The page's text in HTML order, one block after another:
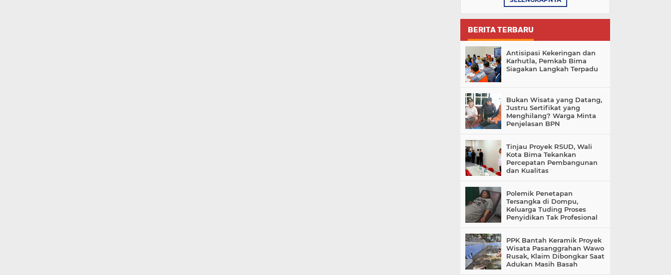
BERITA TERBARU
Antisipasi Kekeringan dan
Karhutla, Pemkab Bima
Siagakan Langkah Terpadu
Bukan Wisata yang Datang,
Justru Sertifikat yang
Menghilang? Warga Minta
Penjelasan BPN
Tinjau Proyek RSUD, Wali
Kota Bima Tekankan
Percepatan Pembangunan
dan Kualitas
Polemik Penetapan
Tersangka di Dompu,
Keluarga Tuding Proses
Penyidikan Tak Profesional
PPK Bantah Keramik Proyek
Wisata Pasanggrahan Wawo
Rusak, Klaim Dibongkar Saat
Adukan Masih Basah